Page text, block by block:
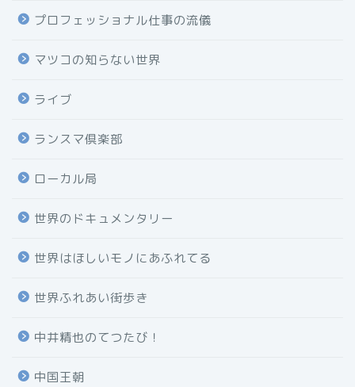
プロフェッショナル仕事の流儀
マツコの知らない世界
ライブ
ランスマ倶楽部
ローカル局
世界のドキュメンタリー
世界はほしいモノにあふれてる
世界ふれあい街歩き
中井精也のてつたび！
中国王朝